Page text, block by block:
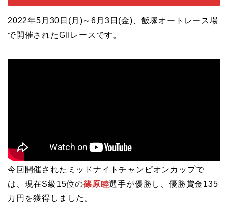
2022年5月30日(月)～6月3日(金)、飯塚オートレース場
で開催されたGIIレースです。
今回開催されたミッドナイトチャンピオンカップで
は、現在S級15位の篠原睦選手が優勝し、優勝賞金135
万円を獲得しました。